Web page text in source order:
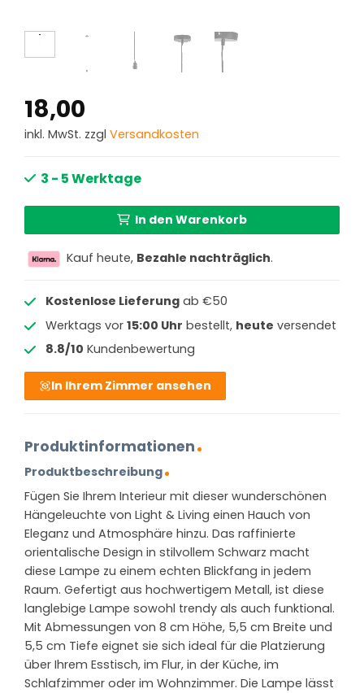
18,00
inkl. MwSt. zzgl Versandkosten
3 - 5 Werktage
In den Warenkorb
Kauf heute, Bezahle nachträglich.
Kostenlose Lieferungab €50
Werktags vor 15:00 Uhr bestellt, heute versendet
8.8/10 Kundenbewertung
In Ihrem Zimmer ansehen
Produktinformationen
Produktbeschreibung
Fügen Sie Ihrem Interieur mit dieser wunderschönen
Hängeleuchte von Light & Living einen Hauch von
Eleganz und Atmosphäre hinzu. Das raffinierte
orientalische Design in stilvollem Schwarz macht
diese Lampe zu einem echten Blickfang in jedem
Raum. Gefertigt aus hochwertigem Metall, ist diese
langlebige Lampe sowohl trendy als auch funktional.
Mit Abmessungen von 8 cm Höhe, 5,5 cm Breite und
5,5 cm Tiefe eignet sie sich ideal für die Platzierung
über Ihrem Esstisch, im Flur, in der Küche, im
Schlafzimmer oder im Wohnzimmer. Die Lampe lässt